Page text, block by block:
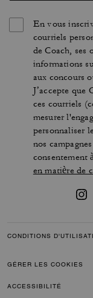
En vous
courriels
de Coach, ses
informations
aux concours
J’accepte que
ces courriels
mesurer
personnaliser
nos
consentement
en matière de
CONDITIONS
GÉRER LES COOKIES
ACCESSIBILITÉ